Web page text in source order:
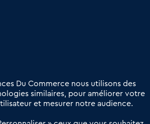
Du Commerce nous utilisons des
similaires, pour améliorer votre
et mesurer notre audience.